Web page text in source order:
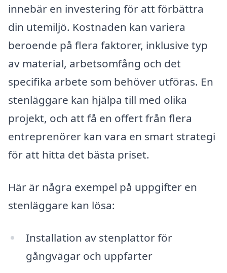
innebär en investering för att förbättra
din utemiljö. Kostnaden kan variera
beroende på flera faktorer, inklusive typ
av material, arbetsomfång och det
specifika arbete som behöver utföras. En
stenläggare kan hjälpa till med olika
projekt, och att få en offert från flera
entreprenörer kan vara en smart strategi
för att hitta det bästa priset.
Här är några exempel på uppgifter en
stenläggare kan lösa:
Installation av stenplattor för
gångvägar och uppfarter